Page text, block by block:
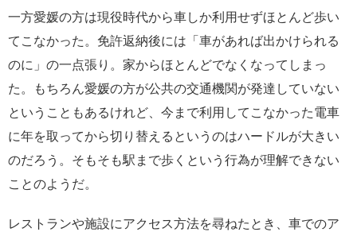
一方愛媛の方は現役時代から車しか利用せずほとんど歩い
てこなかった。免許返納後には「車があれば出かけられる
のに」の一点張り。家からほとんどでなくなってしまっ
た。もちろん愛媛の方が公共の交通機関が発達していない
ということもあるけれど、今まで利用してこなかった電車
に年を取ってから切り替えるというのはハードルが大きい
のだろう。そもそも駅まで歩くという行為が理解できない
ことのようだ。
レストランや施設にアクセス方法を尋ねたとき、車でのア